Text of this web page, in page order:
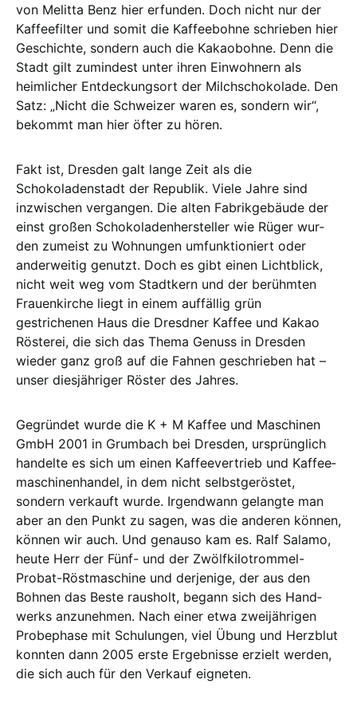
von Melitta Benz hier er­fun­den. Doch nicht nur der
Kaffeefilter und somit die Kaffeebohne schrieben hier
Ge­schichte, sondern auch die Ka­kao­boh­ne. Denn die
Stadt gilt zumindest un­ter ihren Einwohnern als
heimlicher Ent­deckungsort der Milch­scho­kolade. Den
Satz: „Nicht die Schweizer waren es, sondern wir“,
bekommt man hier öfter zu hö­ren.
Fakt ist, Dresden galt lange Zeit als die
Schokoladenstadt der Republik. Vie­le Jahre sind
inzwischen vergangen. Die alten Fabrikgebäude der
einst großen Schokoladenhersteller wie Rüger wur­
den zumeist zu Wohnungen um­funk­tioniert oder
anderweitig genutzt. Doch es gibt einen Lichtblick,
nicht weit weg vom Stadtkern und der berühmten
Frau­enkirche liegt in einem auffällig grün
gestrichenen Haus die Dresdner Kaffee und Kakao
Rösterei, die sich das Thema Genuss in Dresden
wieder ganz groß auf die Fahnen geschrieben hat –
unser diesjähriger Röster des Jahres.
Gegründet wurde die K + M Kaffee und Maschinen
GmbH 2001 in Grumbach bei Dresden, ursprünglich
handelte es sich um einen Kaffeevertrieb und Kaf­fee­
ma­schi­­nenhandel, in dem nicht selbstge­­röstet,
sondern verkauft wurde. Ir­­gend­wann gelangte man
aber an den Punkt zu sa­gen, was die anderen können,
können wir auch. Und genauso kam es. Ralf Sa­­­­la­mo,
heute Herr der Fünf- und der Zwölf­­kilotrommel-
Probat-Röst­maschine und derjenige, der aus den
Boh­nen das Bes­­te rausholt, begann sich des Hand­
werks an­zu­nehmen. Nach ei­ner etwa zwei­­­­­jährigen
Pro­bephase mit Schu­­lun­gen, viel Übung und Herzblut
konn­­ten dann 2005 erste Ergebnisse er­zielt werden,
die sich auch für den Verkauf eig­ne­ten.